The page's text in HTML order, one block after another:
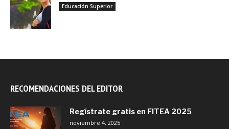
Educación Superior
RECOMENDACIONES DEL EDITOR
Regístrate gratis en FITEA 2025
noviembre 4, 2025